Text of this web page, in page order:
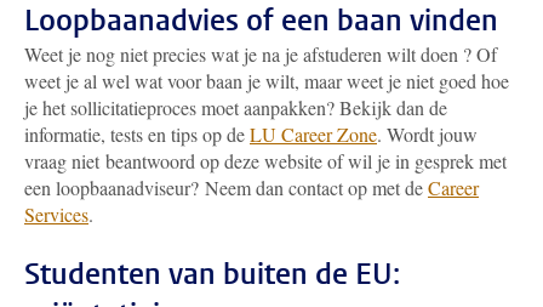
Loopbaanadvies of een baan vinden
Weet je nog niet precies wat je na je afstuderen wilt doen ? Of
weet je al wel wat voor baan je wilt, maar weet je niet goed hoe
je het sollicitatieproces moet aanpakken? Bekijk dan de
informatie, tests en tips op deLU Career Zone. Wordt jouw
vraag niet beantwoord op deze website of wil je in gesprek met
een loopbaanadviseur? Neem dan contact op met deCareer
Services.
Studenten van buiten de EU: